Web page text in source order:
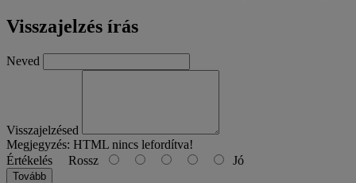
Visszajelzés írás
Neved
Visszajelzésed
Megjegyzés: HTML nincs lefordítva!
Értékelés Rossz Jó
Tovább